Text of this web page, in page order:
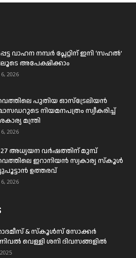
വാഹന നമ്പർ പ്ലേറ്റിന് ഇനി ‘സഹൽ’
അപേക്ഷിക്കാം
2026
പുതിയ ഓസ്ട്രേലിയൻ
നിയമനപത്രം സ്വീകരിച്ച്
മന്ത്രി
2026
അധ്യയന വർഷത്തിന് മുമ്പ്
ഇറാനിയൻ സ്വകാര്യ സ്കൂൾ
ഉത്തരവ്
2026
& സ്കൂൾസ് സോക്കർ
വെള്ളി ശനി ദിവസങ്ങളിൽ